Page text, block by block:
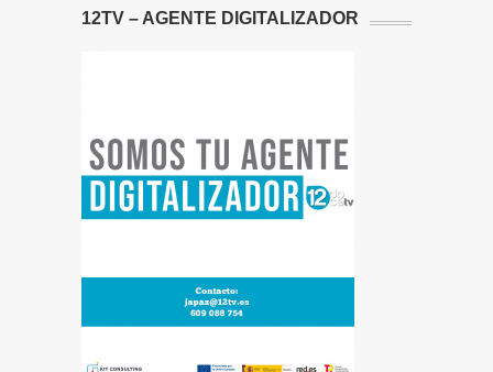
12TV – AGENTE DIGITALIZADOR